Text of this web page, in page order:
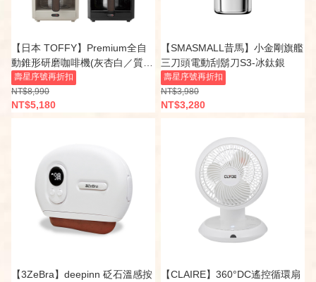
【日本 TOFFY】Premium全自
動錐形研磨咖啡機(灰杏白／質感
黑) K-CM9
壽星序號再折扣
NT$8,990
NT$5,180
【SMASMALL昔馬】小金剛旗艦
三刀頭電動刮鬍刀S3-冰鈦銀
壽星序號再折扣
NT$3,980
NT$3,280
【3ZeBra】deepinn 砭石溫感按
【CLAIRE】360°DC遙控循環扇